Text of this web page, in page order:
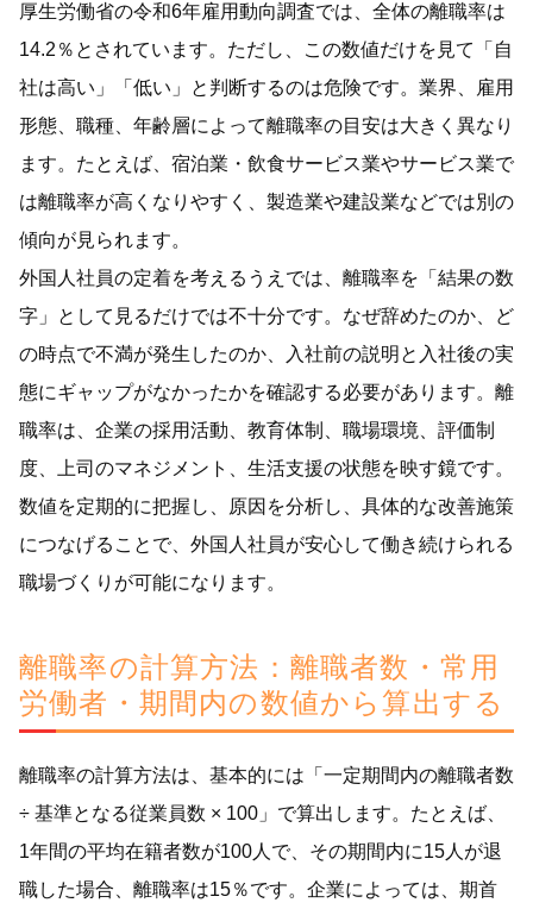
厚生労働省の令和6年雇用動向調査では、全体の離職率は
14.2％とされています。ただし、この数値だけを見て「自
社は高い」「低い」と判断するのは危険です。業界、雇用
形態、職種、年齢層によって離職率の目安は大きく異なり
ます。たとえば、宿泊業・飲食サービス業やサービス業で
は離職率が高くなりやすく、製造業や建設業などでは別の
傾向が見られます。
外国人社員の定着を考えるうえでは、離職率を「結果の数
字」として見るだけでは不十分です。なぜ辞めたのか、ど
の時点で不満が発生したのか、入社前の説明と入社後の実
態にギャップがなかったかを確認する必要があります。離
職率は、企業の採用活動、教育体制、職場環境、評価制
度、上司のマネジメント、生活支援の状態を映す鏡です。
数値を定期的に把握し、原因を分析し、具体的な改善施策
につなげることで、外国人社員が安心して働き続けられる
職場づくりが可能になります。
離職率の計算方法：離職者数・常用
労働者・期間内の数値から算出する
離職率の計算方法は、基本的には「一定期間内の離職者数
÷ 基準となる従業員数 × 100」で算出します。たとえば、
1年間の平均在籍者数が100人で、その期間内に15人が退
職した場合、離職率は15％です。企業によっては、期首